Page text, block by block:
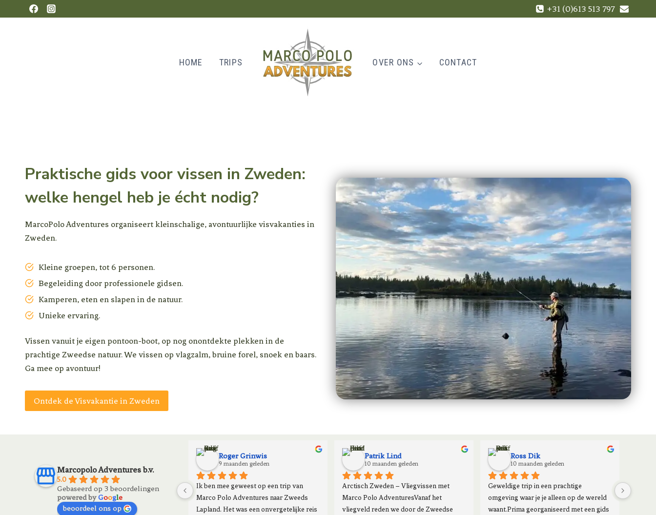
Doorgaan
naar
+31 (0)613 513 797
HOME TRIPS OVER ONS CONTACT
Praktische gids voor vissen in Zweden:
welke hengel heb je écht nodig?
MarcoPolo Adventures organiseert kleinschalige, avontuurlijke visvakanties in
Zweden.
Kleine groepen, tot 6 personen.
Begeleiding door professionele gidsen.
Kamperen, eten en slapen in de natuur.
Unieke ervaring.
Vissen vanuit je eigen pontoon-boot, op nog onontdekte plekken in de
prachtige Zweedse natuur. We vissen op vlagzalm, bruine forel, snoek en baars.
Ga mee op avontuur!
Ontdek de Visvakantie in Zweden
Marcopolo Adventures b.v.
5.0
Gebaseerd op 3 beoordelingen
powered byGoogle
beoordeel ons op
Roger Grinwis
9 maanden geleden
Ik ben mee geweest op een trip van
Marco Polo Adventures naar Zweeds
Lapland. Het was een onvergetelijke reis
Patrik Lind
10 maanden geleden
Arctisch Zweden – Vliegvissen met
Marco Polo AdventuresVanaf het
vliegveld reden we door de Zweedse
Ross Dik
10 maanden geleden
Geweldige trip in een prachtige
omgeving waar je je alleen op de wereld
waant.Prima georganiseerd met een gids